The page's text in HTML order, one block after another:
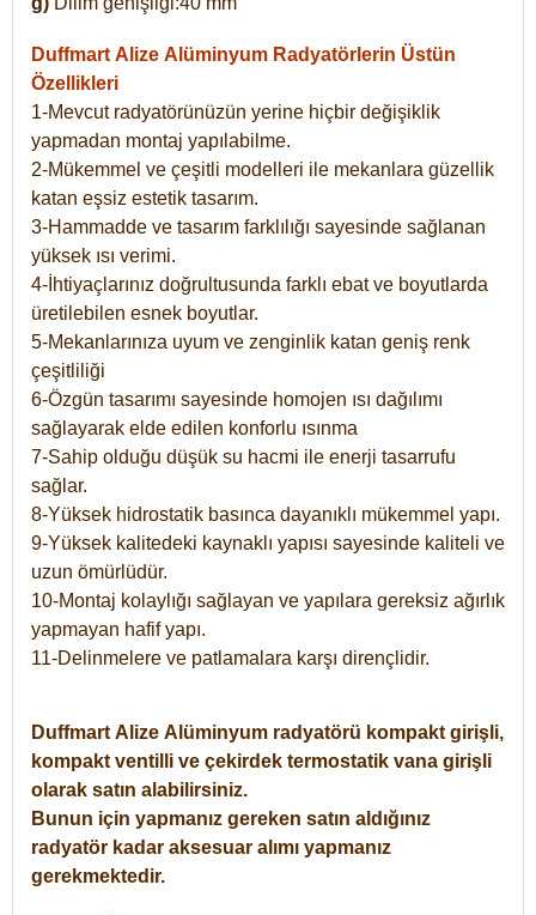
Duffmart Alize Alüminyum Radyatörlerin Üstün
Özellikleri
1-Mevcut radyatörünüzün yerine hiçbir değişiklik
yapmadan montaj yapılabilme.
2-Mükemmel ve çeşitli modelleri ile mekanlara güzellik
katan eşsiz estetik tasarım.
3-Hammadde ve tasarım farklılığı sayesinde sağlanan
yüksek ısı verimi.
4-İhtiyaçlarınız doğrultusunda farklı ebat ve boyutlarda
üretilebilen esnek boyutlar.
5-Mekanlarınıza uyum ve zenginlik katan geniş renk
çeşitliliği
6-Özgün tasarımı sayesinde homojen ısı dağılımı
sağlayarak elde edilen konforlu ısınma
7-Sahip olduğu düşük su hacmi ile enerji tasarrufu
sağlar.
8-Yüksek hidrostatik basınca dayanıklı mükemmel yapı.
9-Yüksek kalitedeki kaynaklı yapısı sayesinde kaliteli ve
uzun ömürlüdür.
10-Montaj kolaylığı sağlayan ve yapılara gereksiz ağırlık
yapmayan hafif yapı.
11-Delinmelere ve patlamalara karşı dirençlidir.
Duffmart Alize Alüminyum radyatörü kompakt girişli,
kompakt ventilli ve çekirdek termostatik vana girişli
olarak satın alabilirsiniz.
Bunun için yapmanız gereken satın aldığınız
radyatör kadar aksesuar alımı yapmanız
gerekmektedir.